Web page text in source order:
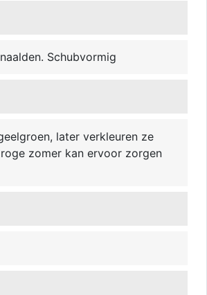
Schubvormig
later verkleuren ze
zomer kan ervoor zorgen